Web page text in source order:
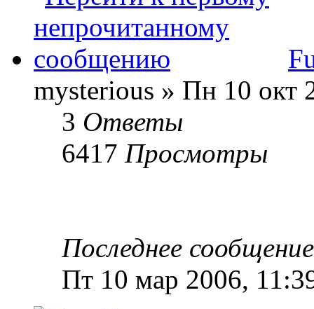
mysterious » Пн 10 окт
3 Ответы
6417 Просмотры
Последнее
Пт 10 мар 2006,